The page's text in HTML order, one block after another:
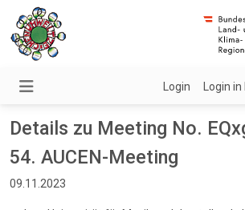
Login Login
Details zu Meeting No.
54. AUCEN-Meeting
09.11.2023